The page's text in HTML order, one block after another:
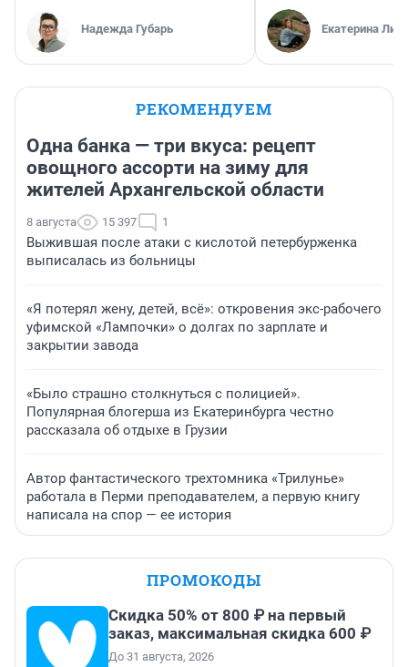
Надежда Губарь Екатерина
РЕКОМЕНДУЕМ
Одна банка — три вкуса: рецепт
овощного ассорти на зиму для
жителей Архангельской области
8 августа 15 397 1
Выжившая после атаки с кислотой петербурженка
выписалась из больницы
«Я потерял жену, детей, всё»: откровения экс-рабочего
уфимской «Лампочки» о долгах по зарплате и
закрытии завода
«Было страшно столкнуться с полицией».
Популярная блогерша из Екатеринбурга честно
рассказала об отдыхе в Грузии
Автор фантастического трехтомника «Трилунье»
работала в Перми преподавателем, а первую книгу
написала на спор — ее история
ПРОМОКОДЫ
Скидка 50% от 800 ₽ на первый
заказ, максимальная скидка 600 ₽
До 31 августа, 2026